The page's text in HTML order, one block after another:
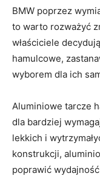
BMW poprzez
to warto rozważyć
właściciele
hamulcowe,
wyborem dla ich
Aluminiowe tarcze
dla bardziej‍
lekkich⁤ i
konstrukcji,
poprawić